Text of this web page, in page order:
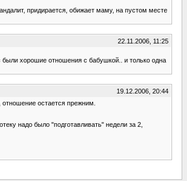
придирается, обижает маму, на пустом месте
22.11.2006, 11:25
были хорошие отношения с бабушкой.. и только одна
19.12.2006, 20:44
остается прежним.
надо было "подготавливать" недели за 2,